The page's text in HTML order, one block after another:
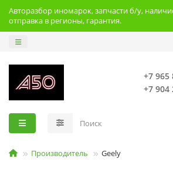
Авторазбор иномарок, запчасти б/у,
отправка в регионы, гарантия.
+7 965
+7 904
Производитель Geely